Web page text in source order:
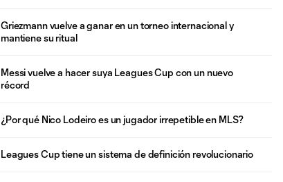
Griezmann vuelve a ganar en un torneo internacional y
mantiene su ritual
Messi vuelve a hacer suya Leagues Cup con un nuevo
récord
¿Por qué Nico Lodeiro es un jugador irrepetible en MLS?
Leagues Cup tiene un sistema de definición revolucionario